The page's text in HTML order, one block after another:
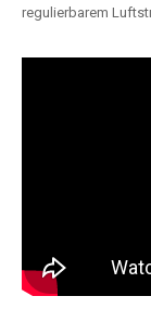
regulierbarem